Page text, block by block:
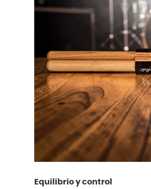
Equilibrio y control